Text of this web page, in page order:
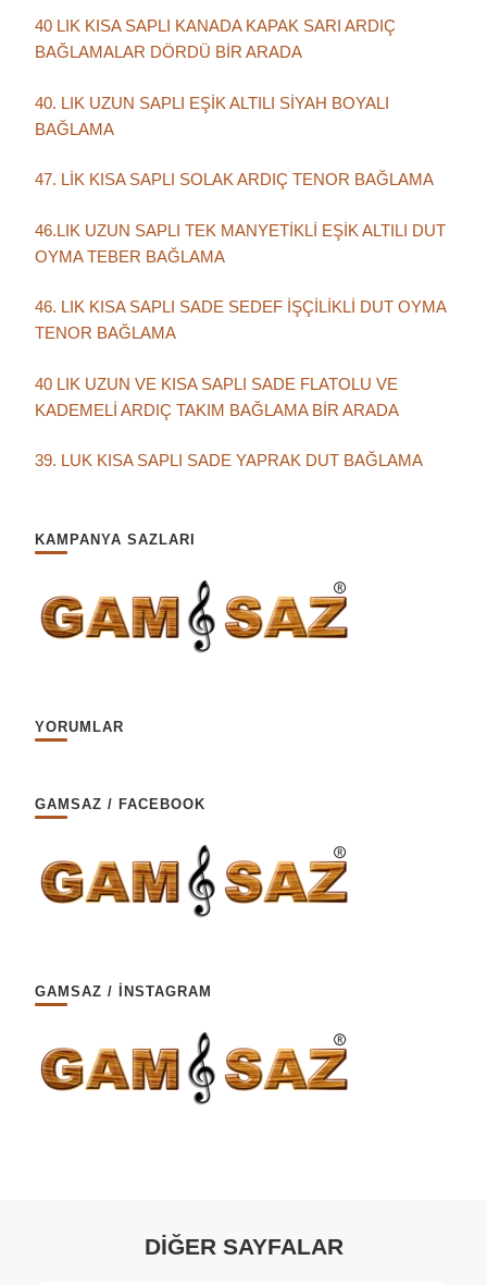
40 LIK KISA SAPLI KANADA KAPAK SARI ARDIÇ
BAĞLAMALAR DÖRDÜ BİR ARADA
40. LIK UZUN SAPLI EŞİK ALTILI SİYAH BOYALI
BAĞLAMA
47. LİK KISA SAPLI SOLAK ARDIÇ TENOR BAĞLAMA
46.LIK UZUN SAPLI TEK MANYETİKLİ EŞİK ALTILI DUT
OYMA TEBER BAĞLAMA
46. LIK KISA SAPLI SADE SEDEF İŞÇİLİKLİ DUT OYMA
TENOR BAĞLAMA
40 LIK UZUN VE KISA SAPLI SADE FLATOLU VE
KADEMELİ ARDIÇ TAKIM BAĞLAMA BİR ARADA
39. LUK KISA SAPLI SADE YAPRAK DUT BAĞLAMA
KAMPANYA SAZLARI
YORUMLAR
GAMSAZ / FACEBOOK
GAMSAZ / İNSTAGRAM
DİĞER SAYFALAR